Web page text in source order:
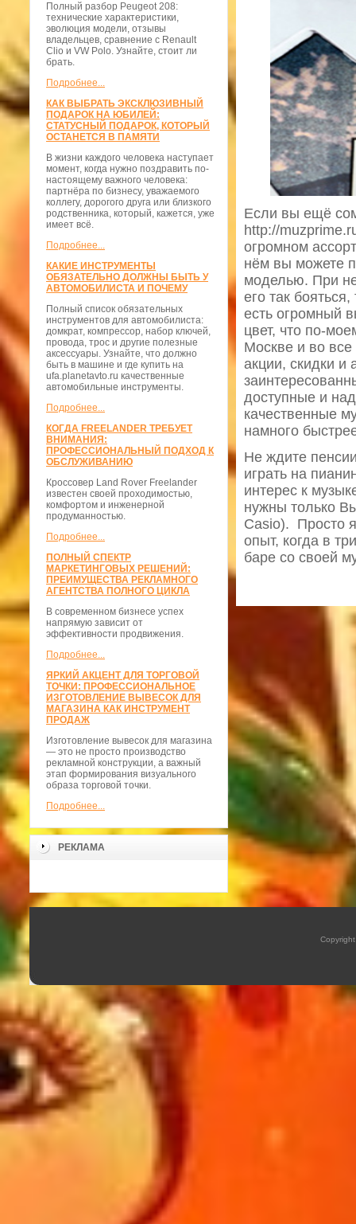
Полный разбор Peugeot 208:
технические характеристики,
эволюция модели, отзывы
владельцев, сравнение с Renault
Clio и VW Polo. Узнайте, стоит ли
брать.
Подробнее...
КАК ВЫБРАТЬ ЭКСКЛЮЗИВНЫЙ
ПОДАРОК НА ЮБИЛЕЙ:
СТАТУСНЫЙ ПОДАРОК, КОТОРЫЙ
ОСТАНЕТСЯ В ПАМЯТИ
В жизни каждого человека наступает
момент, когда нужно поздравить по-
настоящему важного человека:
партнёра по бизнесу, уважаемого
коллегу, дорогого друга или близкого
родственника, который, кажется, уже
имеет всё.
Подробнее...
КАКИЕ ИНСТРУМЕНТЫ
ОБЯЗАТЕЛЬНО ДОЛЖНЫ БЫТЬ У
АВТОМОБИЛИСТА И ПОЧЕМУ
Полный список обязательных
инструментов для автомобилиста:
домкрат, компрессор, набор ключей,
провода, трос и другие полезные
аксессуары. Узнайте, что должно
быть в машине и где купить на
ufa.planetavto.ru качественные
автомобильные инструменты.
Подробнее...
КОГДА FREELANDER ТРЕБУЕТ
ВНИМАНИЯ:
ПРОФЕССИОНАЛЬНЫЙ ПОДХОД К
ОБСЛУЖИВАНИЮ
Кроссовер Land Rover Freelander
известен своей проходимостью,
комфортом и инженерной
продуманностью.
Подробнее...
ПОЛНЫЙ СПЕКТР
МАРКЕТИНГОВЫХ РЕШЕНИЙ:
ПРЕИМУЩЕСТВА РЕКЛАМНОГО
АГЕНТСТВА ПОЛНОГО ЦИКЛА
В современном бизнесе успех
напрямую зависит от
эффективности продвижения.
Подробнее...
ЯРКИЙ АКЦЕНТ ДЛЯ ТОРГОВОЙ
ТОЧКИ: ПРОФЕССИОНАЛЬНОЕ
ИЗГОТОВЛЕНИЕ ВЫВЕСОК ДЛЯ
МАГАЗИНА КАК ИНСТРУМЕНТ
ПРОДАЖ
Изготовление вывесок для магазина
— это не просто производство
рекламной конструкции, а важный
этап формирования визуального
образа торговой точки.
Подробнее...
РЕКЛАМА
Если вы ещё
http://
огромном
нём вы можете
моделью. При
его так
есть огромный
цвет, что по-
Москве и во все
акции, скидки и
доступные и
качественные
намного
Не ждите
играть на
интерес к
нужны только
Casio). Просто
опыт, когда в
баре со своей